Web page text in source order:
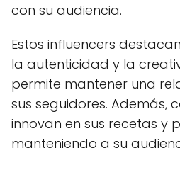
con su audiencia.
Estos influencers
la autenticidad y la
permite mantener una
sus seguidores. Además,
innovan en sus recetas y
manteniendo a su